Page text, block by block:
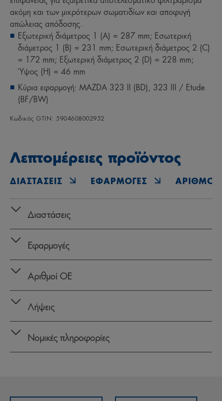
ακόμη και των μικρότερων σωματιδίων και αποφυγή
απώλειας απόδοσης.
Εξωτερική διάμετρος 1 (A) = 287 mm; Εσωτερική
διάμετρος 1 (B) = 231 mm; Εσωτερική διάμετρος 2 (C)
= 172 mm; Εξωτερική διάμετρος 2 (D) = 228 mm;
Ύψος (H) = 46 mm
Κύρια εφαρμογή: MAZDA 323 II (BD), 323 III / Etude
(BF/BW)
Κωδικός GTIN: 5904608002952
Λεπτομέρειες προϊόντος
ΔΙΑΣΤΆΣΕΙΣ ΕΦΑΡΜΟΓΈΣ ΑΡΙΘΜΟΊ
Διαστάσεις
Εφαρμογές
Αριθμοί OE
Λήψεις
Νομικές πληροφορίες